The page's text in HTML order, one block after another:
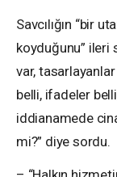
Savcılığın “bir
koyduğunu” ileri
var,
belli, ifadeler
iddianamede
mi?” diye sordu.